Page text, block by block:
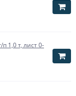
1,0 т, лист 0-